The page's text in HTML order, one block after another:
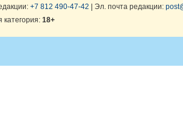
+7 812 490-47-42 | Эл. почта редакции:
категория: 18+